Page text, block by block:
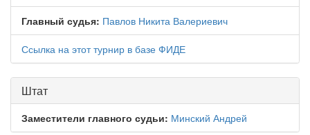
Главный судья: Павлов Никита Валериевич
Ссылка на этот турнир в базе ФИДЕ
Штат
Заместители главного судьи: Минский Андрей